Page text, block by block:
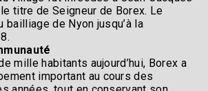
titre de Seigneur de Borex. Le
de Nyon jusqu’à la
mille habitants aujourd’hui, Borex a
important au cours des